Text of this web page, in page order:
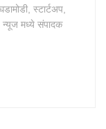
स्टार्टअप,
न्यूज मध्ये संपादक